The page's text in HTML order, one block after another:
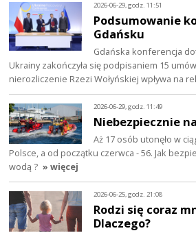
2026-06-29, godz. 11:51
Podsumowanie
Gdańsku
Gdańska konferencja
Ukrainy zakończyła się podpisaniem 15
nierozliczenie Rzezi Wołyńskiej wpływa na
2026-06-29, godz. 11:49
Niebezpiecznie
Aż 17 osób utonęło w
Polsce, a od początku czerwca - 56. Jak
wodą ? » więcej
2026-06-25, godz. 21:08
Rodzi się coraz
Dlaczego?